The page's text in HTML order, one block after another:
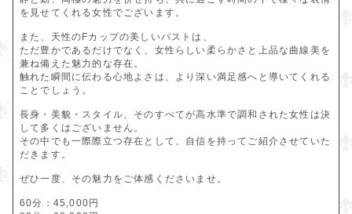
09/03(木)
09/04(金)
09/05(土)
を見せてくれる女性でございます。
また、天性のFカップの美しいバストは、
ただ豊かであるだけでなく、女性らしい柔らかさと上品な曲線美を
兼ね備えた魅力的な存在。
触れた瞬間に伝わる心地よさは、より深い満足感へと導いてくれる
ことでしょう。
長身・美貌・スタイル、そのすべてが高水準で調和された女性は決
して多くはございません。
その中でも一際際立つ存在として、自信を持ってご紹介させていた
だきます。
ぜひ一度、その魅力をご体感くださいませ。
60分：45,000円